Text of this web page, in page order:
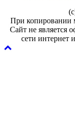
При копировании
Сайт не является
сети интернет